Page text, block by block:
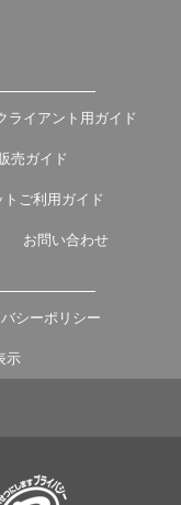
ライアント用ガイド
売ガイド
トご利用ガイド
お問い合わせ
シーポリシー
示